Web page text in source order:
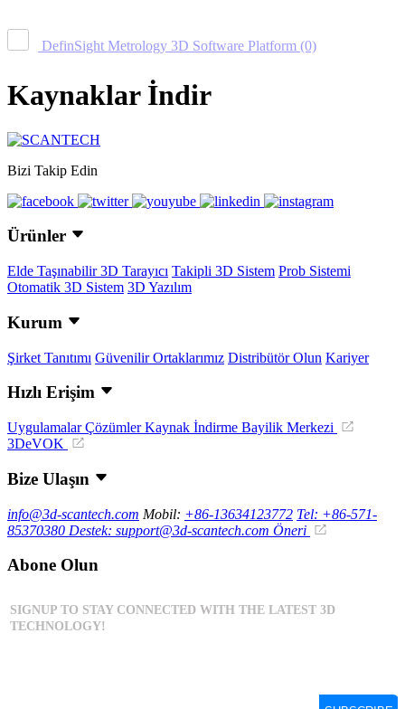
DefinSight Metrology 3D Software Platform (0)
Kaynaklar İndir
Bizi Takip Edin
Ürünler
Elde Taşınabilir 3D Tarayıcı Takipli 3D Sistem Prob Sistemi
Otomatik 3D Sistem 3D Yazılım
Kurum
Şirket Tanıtımı Güvenilir Ortaklarımız Distribütör Olun Kariyer
Hızlı Erişim
UygulamalarÇözümlerKaynak İndirme Bayilik Merkezi
3DeVOK
Bize Ulaşın
info@3d-scantech.com Mobil: +86-13634123772 Tel: +86-571-
85370380 Destek: support@3d-scantech.com Öneri
Abone Olun